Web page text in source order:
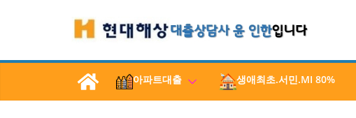
로
아파트대출 생애최초.서민.MI 80%